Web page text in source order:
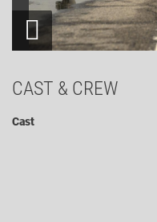
CAST & CREW
Cast